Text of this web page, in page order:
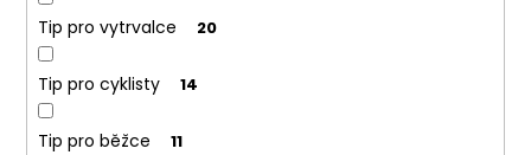
Tip pro vytrvalce 20
Tip pro cyklisty 14
Tip pro běžce 11